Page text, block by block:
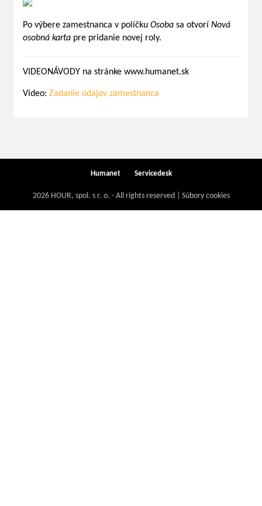
Po výbere zamestnanca v políčku Osoba sa otvorí Nová
osobná karta pre pridanie novej roly.
VIDEONÁVODY na stránke www.humanet.sk
Video: Zadanie údajov zamestnanca
2026 HOUR, spol. s r. o. - All rights reserved | Súbory cookies
Humanet Servicedesk